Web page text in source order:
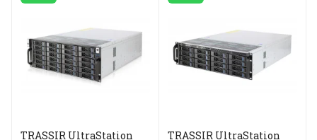
TRASSIR UltraStation
TRASSIR UltraStation